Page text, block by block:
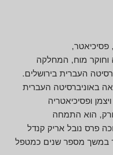
פסיכיאטר,
וחוקר מוח, המחלקה
העברית בירושלים.
באוניברסיטה העברית
ויצמן ופסיכיאטריה
הוא התמחה
פרס נובל אריק קנדל
במשך מספר שנים כמטפל